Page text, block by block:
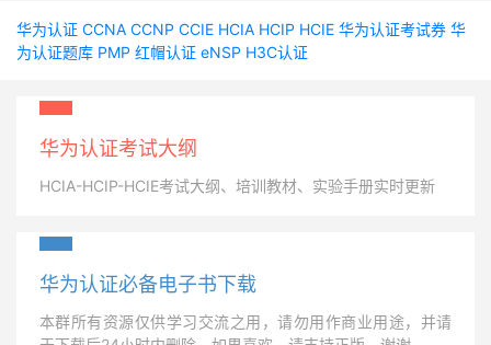
华为认证 CCNA CCNP CCIE HCIA HCIP HCIE 华为认证考试券 华
为认证题库 PMP 红帽认证 eNSP H3C认证
华为认证考试大纲
HCIA-HCIP-HCIE考试大纲、培训教材、实验手册实时更新
华为认证必备电子书下载
本群所有资源仅供学习交流之用，请勿用作商业用途，并请